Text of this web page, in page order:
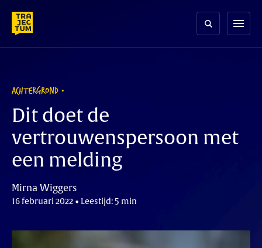
content
menu
ACHTERGROND
Dit doet de
vertrouwenspersoon met
een melding
Mirna Wiggers
16 februari 2022 • Leestijd: 5 min